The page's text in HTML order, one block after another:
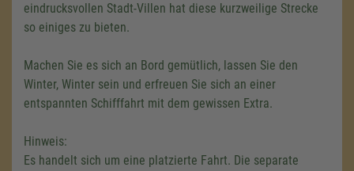
eindrucksvollen Stadt-Villen hat diese kurzweilige Strecke
so einiges zu bieten.
Machen Sie es sich an Bord gemütlich, lassen Sie den
Winter, Winter sein und erfreuen Sie sich an einer
entspannten Schifffahrt mit dem gewissen Extra.
Hinweis:
Es handelt sich um eine platzierte Fahrt. Die separate